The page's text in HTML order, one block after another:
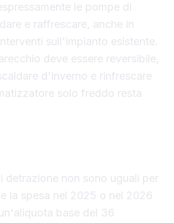
le pompe di
e raffrescare, anche in
sull'impianto esistente.
deve essere reversibile,
d'inverno e rinfrescare
solo freddo resta
detrazione non sono uguali per
la spesa nel 2025 o nel 2026
base del 36